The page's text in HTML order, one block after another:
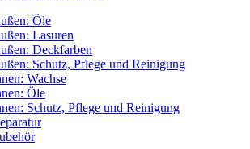
Öle
Lasuren
Deckfarben
Schutz, Pflege und Reinigung
Wachse
Öle
Schutz, Pflege und Reinigung